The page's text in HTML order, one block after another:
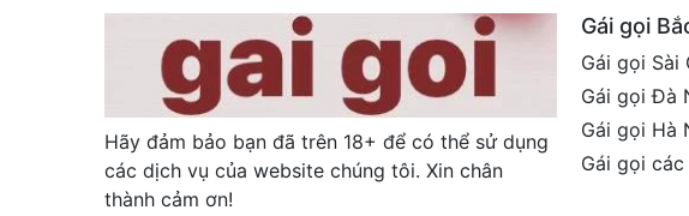
Hãy đảm bảo bạn đã trên 18+ để có thể sử dụng
các dịch vụ của website chúng tôi. Xin chân
thành cảm ơn!
Gái gọi
Gái gọi Sài
Gái gọi Đà
Gái gọi Hà
Gái gọi